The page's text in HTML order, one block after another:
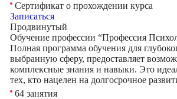
Сертификат о прохождении курса
Записаться
Продвинутый
Обучение профессии “Профессия
Полная программа обучения для
выбранную сферу, предоставляет
комплексные знания и навыки. Это
тех, кто нацелен на долгосрочное
64 занятия